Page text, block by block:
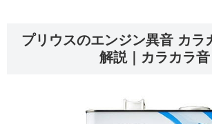
プリウスのエンジン異音 カラ
解説｜カラカラ音